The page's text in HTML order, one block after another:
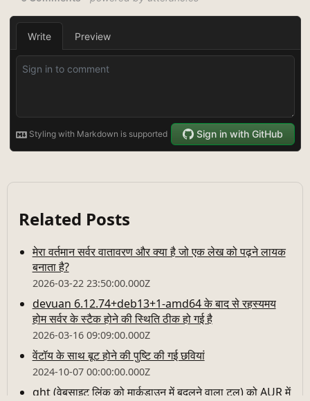
Related Posts
मेरा वर्तमान सर्वर वातावरण और क्या है जो एक लेख को पढ़ने लायक
बनाता है?
2026-03-22 23:50:00.000Z
devuan 6.12.74+deb13+1-amd64 के बाद से रहस्यमय
होम सर्वर के स्टैक होने की स्थिति ठीक हो गई है
2026-03-16 09:09:00.000Z
वेंटॉय के साथ बूट होने की पुष्टि की गई छवियां
2024-10-07 00:00:00.000Z
ght (वेबसाइट लिंक को मार्कडाउन में बदलने वाला टूल) को AUR में